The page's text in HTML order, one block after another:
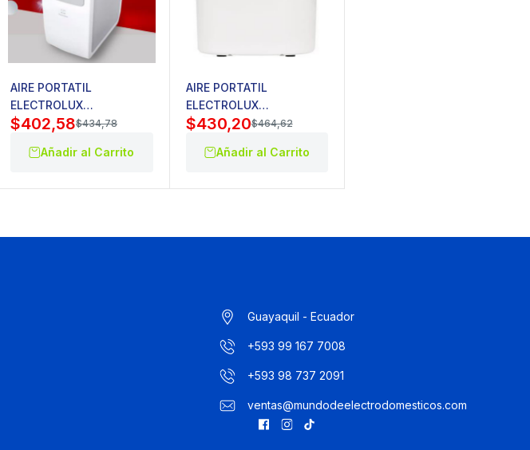
AIRE PORTATIL
ELECTROLUX
EA12A3TSCRW
$434,78
$402,58
Añadir al Carrito
AIRE PORTATIL
ELECTROLUX
EAPE12F3ABAXW
$464,62
$430,20
Añadir al Carrito
Guayaquil - Ecuador
+593 99 167 7008
+593 98 737 2091
ventas@mundodeelectrodomesticos.com